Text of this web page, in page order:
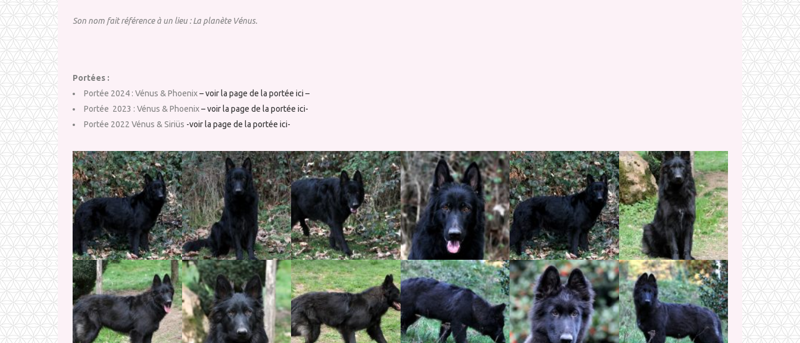
Son nom fait référence à un lieu : La planète Vénus.
Portées :
Portée 2024 : Vénus & Phoenix– voir la page de la portée ici –
Portée 2023 : Vénus & Phoenix– voir la page de la portée ici-
Portée 2022 Vénus & Siriüs -voir la page de la portée ici-